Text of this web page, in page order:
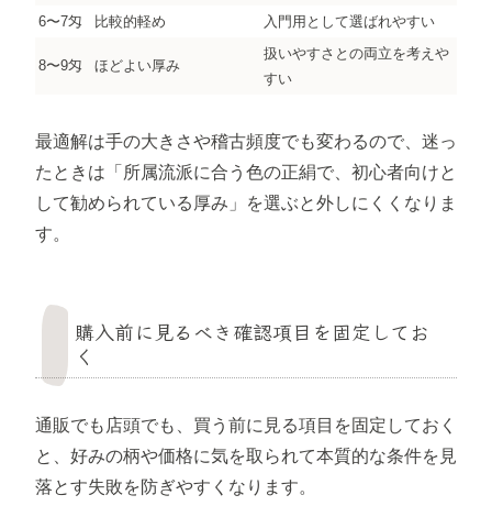
6〜7匁
比較的軽め 入門用として選ばれやすい
8〜9匁 ほどよい厚み
扱いやすさとの両立を考えや
すい
最適解は手の大きさや稽古頻度でも変わるので、迷っ
たときは「所属流派に合う色の正絹で、初心者向けと
して勧められている厚み」を選ぶと外しにくくなりま
す。
購入前に見るべき確認項目を固定してお
く
通販でも店頭でも、買う前に見る項目を固定しておく
と、好みの柄や価格に気を取られて本質的な条件を見
落とす失敗を防ぎやすくなります。